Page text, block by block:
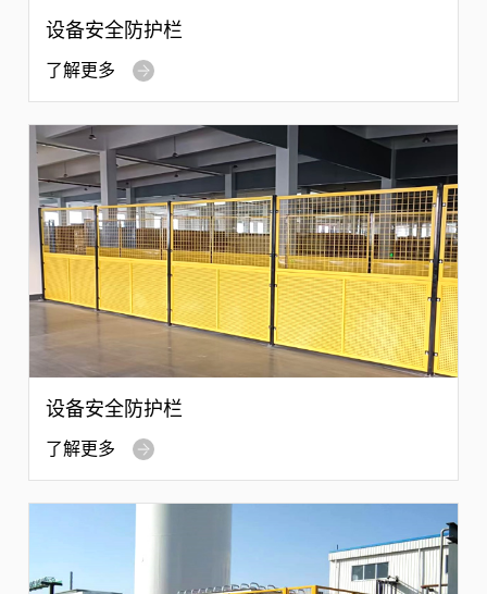
设备安全防护栏
了解更多
设备安全防护栏
了解更多